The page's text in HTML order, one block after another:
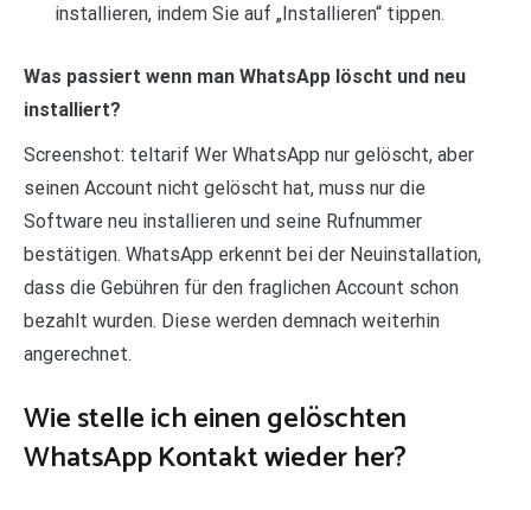
installieren, indem Sie auf „Installieren“ tippen.
Was passiert wenn man WhatsApp löscht und neu
installiert?
Screenshot: teltarif Wer WhatsApp nur gelöscht, aber
seinen Account nicht gelöscht hat, muss nur die
Software neu installieren und seine Rufnummer
bestätigen. WhatsApp erkennt bei der Neuinstallation,
dass die Gebühren für den fraglichen Account schon
bezahlt wurden. Diese werden demnach weiterhin
angerechnet.
Wie stelle ich einen gelöschten
WhatsApp Kontakt wieder her?